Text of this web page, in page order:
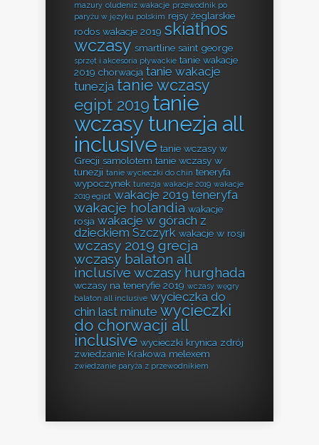
mazury oludeniz wakacje przewodnik po
paryżu w języku polskim rejsy żeglarskie
rodos wakacje 2019 skiathos
wczasy smartline saint george
sprzęt i akcesoria pływackie tanie wakacje
2019 chorwacja tanie wakacje
tunezja tanie wczasy
egipt 2019 tanie
wczasy tunezja all
inclusive tanie wczasy w
Grecji samolotem tanie wczasy w
tunezji tanie wycieczki do chin teneryfa
wypoczynek tunezja wakacje 2019 wakacje
2019 egipt wakacje 2019 teneryfa
wakacje holandia wakacje
rosja wakacje w górach z
dzieckiem Szczyrk wakacje w rosji
wczasy 2019 grecja
wczasy balaton all
inclusive wczasy hurghada
wczasy na teneryfie 2019 wczasy węgry
balaton all inclusive wycieczka do
chin last minute wycieczki
do chorwacji all
inclusive wycieczki krynica zdrój
zwiedzanie Krakowa melexem
zwiedzanie paryża z przewodnikiem